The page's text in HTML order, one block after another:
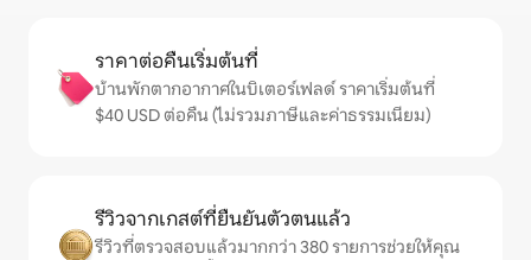
ราคาต่อคืนเริ่มต้นที่
บ้านพักตากอากาศในบิเตอร์เฟลด์ ราคาเริ่มต้นที่
$40 USD ต่อคืน (ไม่รวมภาษีและค่าธรรมเนียม)
รีวิวจากเกสต์ที่ยืนยันตัวตนแล้ว
รีวิวที่ตรวจสอบแล้วมากกว่า 380 รายการช่วยให้คุณ